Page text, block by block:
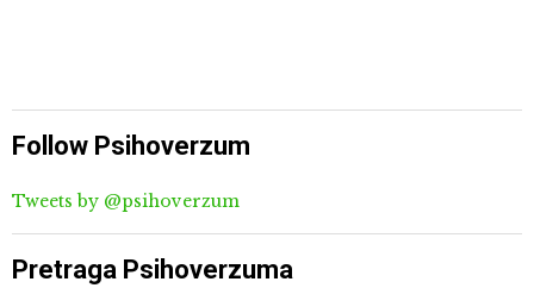
Follow Psihoverzum
Tweets by @psihoverzum
Pretraga Psihoverzuma